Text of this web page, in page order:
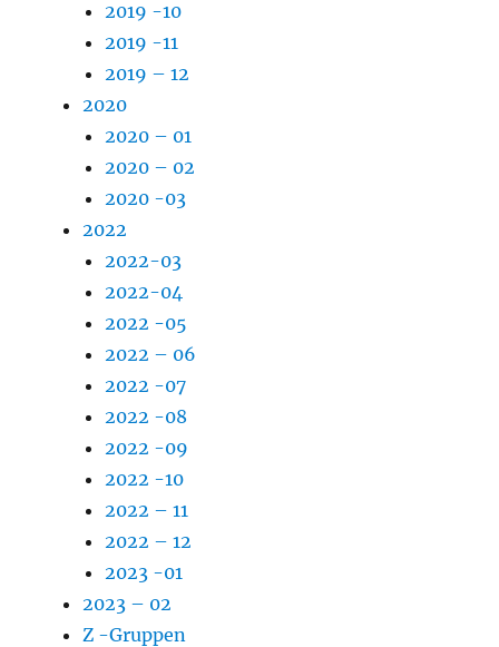
2019 -10
2019 -11
2019 – 12
2020
2020 – 01
2020 – 02
2020 -03
2022
2022-03
2022-04
2022 -05
2022 – 06
2022 -07
2022 -08
2022 -09
2022 -10
2022 – 11
2022 – 12
2023 -01
2023 – 02
Z -Gruppen